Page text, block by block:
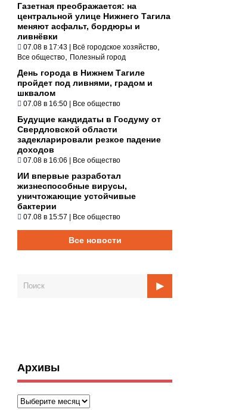
Газетная преображается: на
центральной улице Нижнего Тагила
меняют асфальт, бордюры и
ливнёвки
07.08 в 17:43 | Всё городское хозяйство
Все общество Полезный город
День города в Нижнем Тагиле
пройдет под ливнями, градом и
шквалом
07.08 в 16:50 | Все общество
Будущие кандидаты в Госдуму от
Свердловской области
задекларировали резкое падение
доходов
07.08 в 16:06 | Все общество
ИИ впервые разработал
жизнеспособные вирусы,
уничтожающие устойчивые
бактерии
07.08 в 15:57 | Все общество
Все новости
Архивы
Архивы